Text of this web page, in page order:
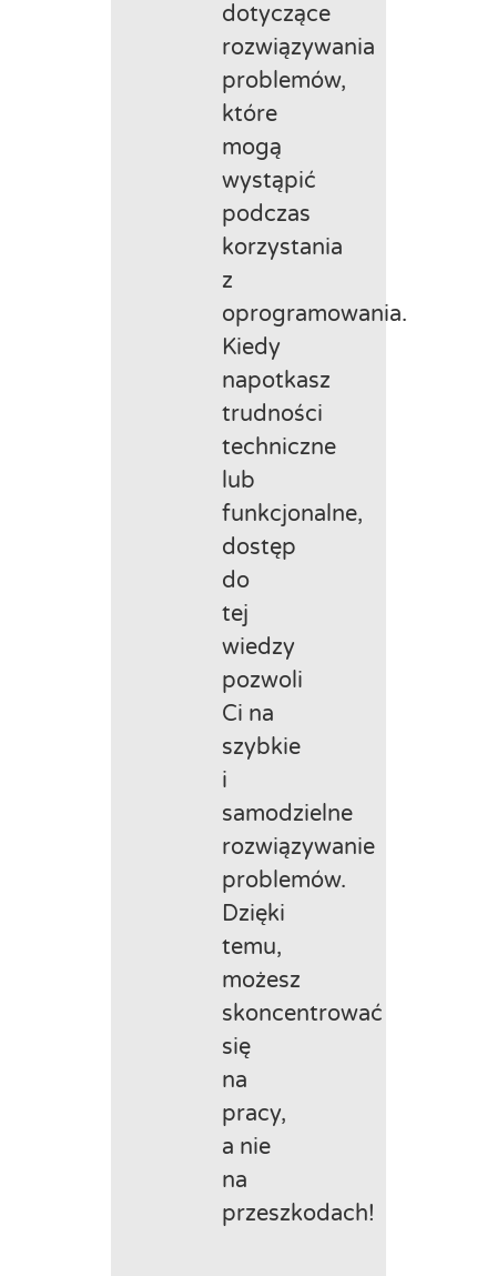
dotyczące
rozwiązywania
problemów,
które
mogą
wystąpić
podczas
korzystania
z
oprogramowania.
Kiedy
napotkasz
trudności
techniczne
lub
funkcjonalne,
dostęp
do
tej
wiedzy
pozwoli
Ci na
szybkie
i
samodzielne
rozwiązywanie
problemów.
Dzięki
temu,
możesz
skoncentrować
się
na
pracy,
a nie
na
przeszkodach!